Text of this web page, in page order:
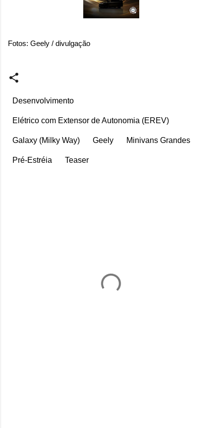
Fotos: Geely / divulgação
Desenvolvimento
Elétrico com Extensor de Autonomia (EREV)
Galaxy (Milky Way) Geely Minivans Grandes
Pré-Estréia Teaser